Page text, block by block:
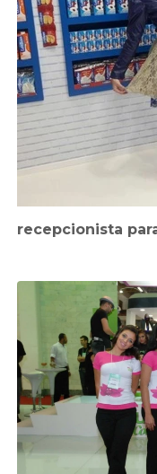
recepcionista